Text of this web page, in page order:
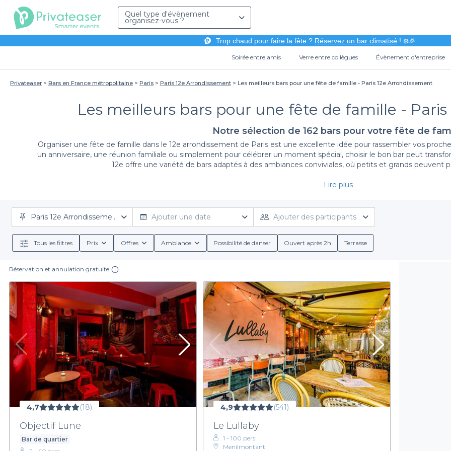
Quel type d'évènement
organisez-vous ?
Trop chaud pour faire la fête ? Réservez un bar climatisé! ❄️🎉
Soirée entre amis Verre entre collègues Évènement d'entreprise
Privateaser Bars en France métropolitaine Paris Paris 12e Arrondissement Les meilleurs bars pour une fête de famille - Paris 12e Arrondissement
Les meilleurs bars pour une fête de famille -
Notre sélection de 162 bars pour votre fête de
Organiser une fête de famille dans le 12e arrondissement de Paris est une excellente idée pour rassembler vos
un anniversaire, une réunion familiale ou simplement pour célébrer un moment spécial, choisir le bon bar peut
12e offre une variété de bars adaptés à des ambiances conviviales, où petits et grands peuvent
Lorsque vous optez pour Privateaser, vous accédez à un large éventail de bars disponibles dans le 12e
permettant de trouver facilement l’établissement idéal pour votre fête de famille. Vous aurez la possibilité de
descriptions claires, des conditions de réservation et des options de menus de groupe. Ainsi, inclure des plats
jeu d’enfant.
vous guide vers les options qui correspondront le mieux à votre événement. Nos partenaires offrent également une
Réservez dès maintenant votre événement familial
Ne laissez pas l'organisation de votre fête de famille au dernier moment ! Profitez de l’expertise de Privateaser pour
atmosphère chaleureuse et festive. Grâce à notre plateforme, réserver votre lieu idéal devient facile et agréable.
sélection de bars dans le 12e arrondissement de Paris et commencez à planifier une
Lire plus
Paris 12e Arrondissement Ajouter une date Ajouter des participants
Tous les filtres Prix Offres Ambiance Possibilité de danser Ouvert après 2h Terrasse
Réservation et annulation gratuite
4,7 (18)
Objectif Lune
Bar de quartier
4,9 (541)
Le Lullaby
1 - 100 pers.
Menilmontant